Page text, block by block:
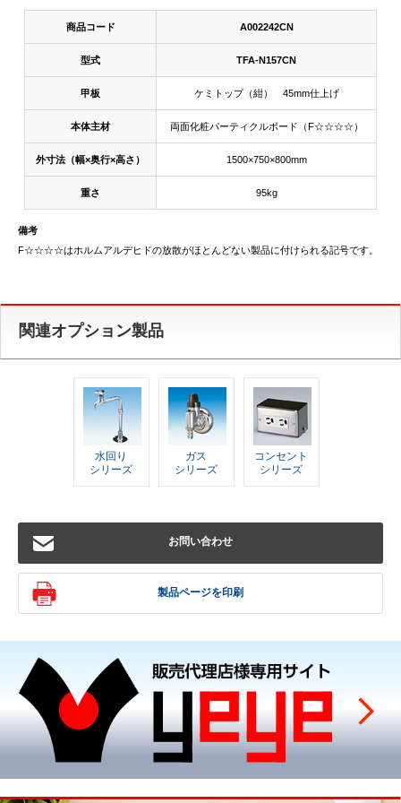
商品コード A002242CN
型式 TFA-N157CN
甲板 ケミトップ（紺） 45mm仕上げ
本体主材 両面化粧パーティクルボード（F☆☆☆☆）
外寸法（幅×奥行×高さ） 1500×750×800mm
重さ 95kg
備考
F☆☆☆☆はホルムアルデヒドの放散がほとんどない製品に付けられる記号です。
関連オプション製品
水回り
シリーズ
ガス
シリーズ
コンセント
シリーズ
お問い合わせ
製品ページを印刷